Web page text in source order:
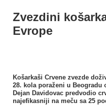
Zvezdini
Evrope
Košarkaši Crvene zvezde
28. kola poraženi u Beogradu
Dejan Davidovac predvodio
najefikasniji na meču sa 25